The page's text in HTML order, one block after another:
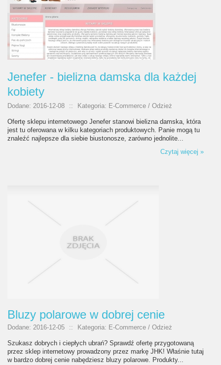
Jenefer - bielizna damska dla każdej
kobiety
Dodane: 2016-12-08 :: Kategoria: E-Commerce / Odzież
Ofertę sklepu internetowego Jenefer stanowi bielizna damska, która
jest tu oferowana w kilku kategoriach produktowych. Panie mogą tu
znaleźć najlepsze dla siebie biustonosze, zarówno jednolite...
Czytaj więcej »
Bluzy polarowe w dobrej cenie
Dodane: 2016-12-05 :: Kategoria: E-Commerce / Odzież
Szukasz dobrych i ciepłych ubrań? Sprawdź ofertę przygotowaną
przez sklep internetowy prowadzony przez markę JHK! Właśnie tutaj
w bardzo dobrej cenie nabędziesz bluzy polarowe. Produkty...